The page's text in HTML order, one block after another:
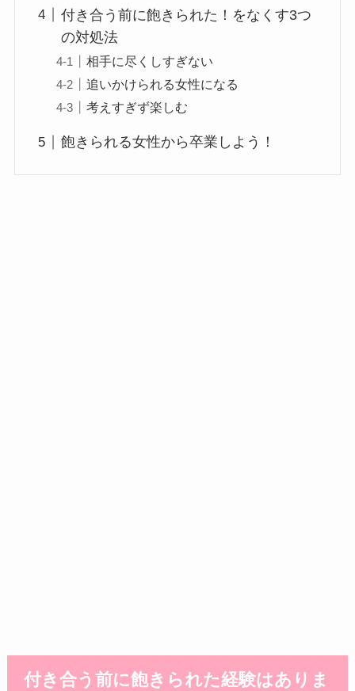
付き合う前に飽きられた！をなくす3つ
の対処法
相手に尽くしすぎない
追いかけられる女性になる
考えすぎず楽しむ
飽きられる女性から卒業しよう！
付き合う前に飽きられた経験はありま